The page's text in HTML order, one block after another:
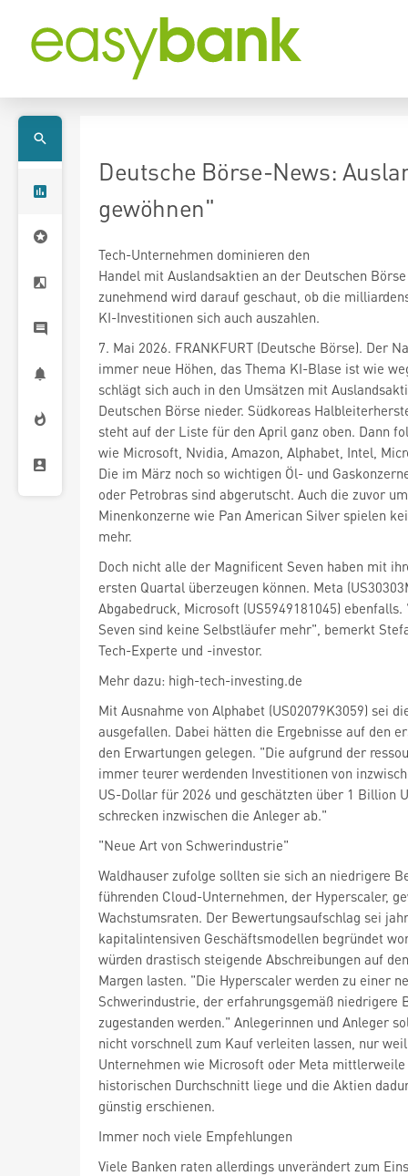
Deutsche Börse-News:
gewöhnen"
Tech-Unternehmen dominieren den
Handel mit Auslandsaktien an der Deutschen
zunehmend wird darauf geschaut, ob die
KI-Investitionen sich auch auszahlen.
7. Mai 2026. FRANKFURT (Deutsche Börse). Der
immer neue Höhen, das Thema KI-Blase ist wie
schlägt sich auch in den Umsätzen mit
Deutschen Börse nieder. Südkoreas
steht auf der Liste für den April ganz oben. Dann
wie Microsoft, Nvidia, Amazon, Alphabet, Intel,
Die im März noch so wichtigen Öl- und
oder Petrobras sind abgerutscht. Auch die zuvor
Minenkonzerne wie Pan American Silver spielen
mehr.
Doch nicht alle der Magnificent Seven haben mit
ersten Quartal überzeugen können. Meta
Abgabedruck, Microsoft (US5949181045)
Seven sind keine Selbstläufer mehr", bemerkt
Tech-Experte und -investor.
Mehr dazu: high-tech-investing.de
Mit Ausnahme von Alphabet (US02079K3059) sei
ausgefallen. Dabei hätten die Ergebnisse auf den
den Erwartungen gelegen. "Die aufgrund der
immer teurer werdenden Investitionen von
US-Dollar für 2026 und geschätzten über 1 Billion
schrecken inzwischen die Anleger ab."
"Neue Art von Schwerindustrie"
Waldhauser zufolge sollten sie sich an niedrigere
führenden Cloud-Unternehmen, der Hyperscaler,
Wachstumsraten. Der Bewertungsaufschlag sei
kapitalintensiven Geschäftsmodellen begründet
würden drastisch steigende Abschreibungen auf
Margen lasten. "Die Hyperscaler werden zu einer
Schwerindustrie, der erfahrungsgemäß niedrigere
zugestanden werden." Anlegerinnen und Anleger
nicht vorschnell zum Kauf verleiten lassen, nur
Unternehmen wie Microsoft oder Meta
historischen Durchschnitt liege und die Aktien
günstig erschienen.
Immer noch viele Empfehlungen
Viele Banken raten allerdings unverändert zum